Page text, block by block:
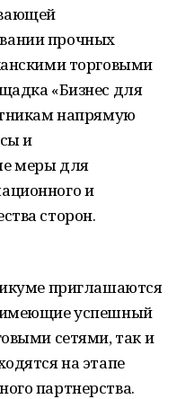
прочных
торговыми
«Бизнес для
напрямую
и
меры для
и
сторон.
приглашаются
успешный
сетями, так и
на этапе
партнерства.